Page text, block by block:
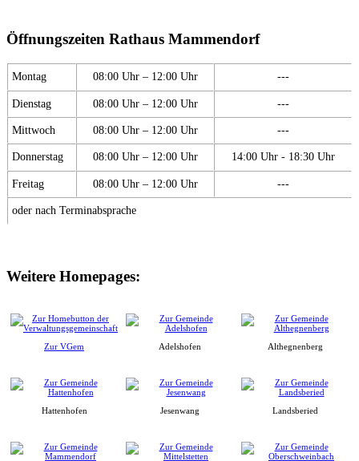
Öffnungszeiten Rathaus Mammendorf
Montag 08:00 Uhr – 12:00 Uhr ---
Dienstag 08:00 Uhr – 12:00 Uhr ---
Mittwoch 08:00 Uhr – 12:00 Uhr ---
Donnerstag 08:00 Uhr – 12:00 Uhr 14:00 Uhr - 18:30 Uhr
Freitag 08:00 Uhr – 12:00 Uhr ---
oder nach Terminabsprache
Weitere Homepages:
Zur VGem Adelshofen Althegnenberg
Hattenhofen Jesenwang Landsberied